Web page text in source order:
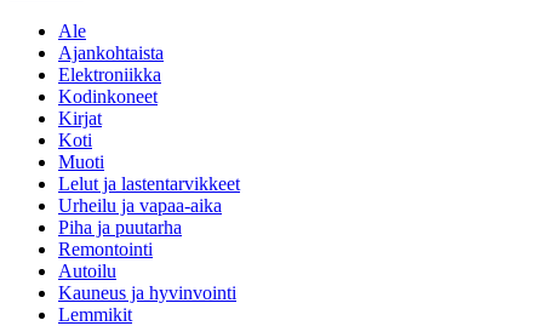
Ale
Ajankohtaista
Elektroniikka
Kodinkoneet
Kirjat
Koti
Muoti
Lelut ja lastentarvikkeet
Urheilu ja vapaa-aika
Piha ja puutarha
Remontointi
Autoilu
Kauneus ja hyvinvointi
Lemmikit